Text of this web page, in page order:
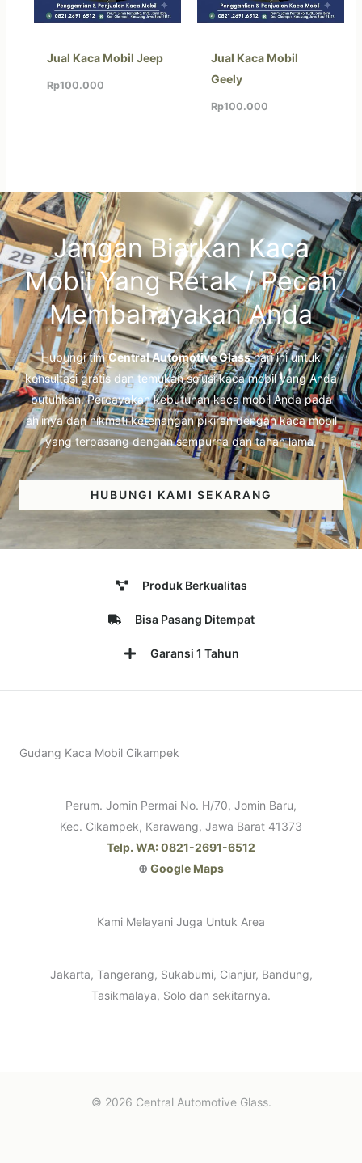
Jual Kaca Mobil Jeep
Rp100.000
Jual Kaca Mobil
Geely
Rp100.000
Jangan Biarkan Kaca
Mobil Yang Retak / Pecah
Membahayakan Anda
Hubungi timCentral Automotive Glasshari ini untuk
konsultasi gratis dan temukan solusi kaca mobil yang Anda
butuhkan. Percayakan kebutuhan kaca mobil Anda pada
ahlinya dan nikmati ketenangan pikiran dengan kaca mobil
yang terpasang dengan sempurna dan tahan lama.
HUBUNGI KAMI SEKARANG
Produk Berkualitas
Bisa Pasang Ditempat
Garansi 1 Tahun
Gudang Kaca Mobil Cikampek
Perum. Jomin Permai No. H/70, Jomin Baru,
Kec. Cikampek, Karawang, Jawa Barat 41373
Telp. WA: 0821-2691-6512
⊕ Google Maps
Kami Melayani Juga Untuk Area
Jakarta, Tangerang, Sukabumi, Cianjur, Bandung,
Tasikmalaya, Solo dan sekitarnya.
© 2026 Central Automotive Glass.